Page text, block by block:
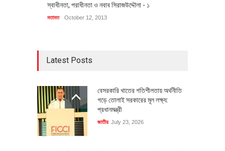
স্বাধীনতা, পরাধীনতা ও নবাব সিরাজউদ্দৌলা - ১
মতামত October 12, 2013
Latest Posts
বেসরকারি খাতের গতিশীলতায় অর্থনীতি
গড়ে তোলাই সরকারের মূল লক্ষ্য:
প্রধানমন্ত্রী
জাতীয় July 23, 2026